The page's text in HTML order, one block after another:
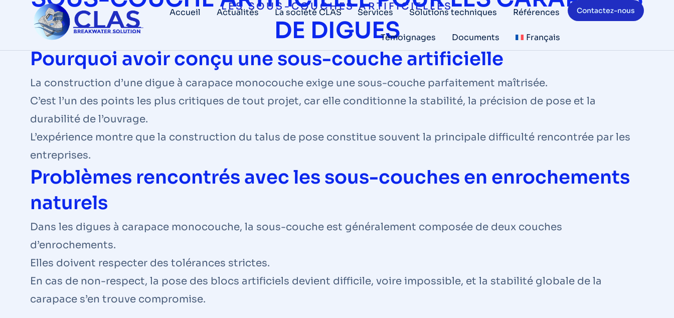
Accueil Actualités La société CLAS Services Solutions techniques Références
Témoignages Documents Français
Contactez-nous
LES SOUS-COUCHES ARTIFICIELLES
DE DIGUES
Pourquoi avoir conçu une sous-couche artificielle
La construction d’une digue à carapace monocouche exige une sous-couche parfaitement maîtrisée.
C’est l’un des points les plus critiques de tout projet, car elle conditionne la stabilité, la précision de pose et la
durabilité de l’ouvrage.
L’expérience montre que la construction du talus de pose constitue souvent la principale difficulté rencontrée par les
entreprises.
Problèmes rencontrés avec les sous-couches en enrochements
naturels
Dans les digues à carapace monocouche, la sous-couche est généralement composée de deux couches
d’enrochements.
Elles doivent respecter des tolérances strictes.
En cas de non-respect, la pose des blocs artificiels devient difficile, voire impossible, et la stabilité globale de la
carapace s’en trouve compromise.